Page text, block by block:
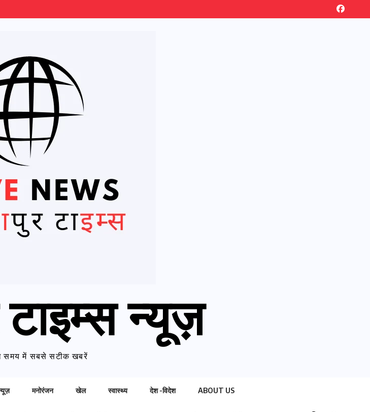
टाइम्स न्यूज़
समय में सबसे सटीक खबरें
मनोरंजन खेल स्वास्थ्य देश -विदेश ABOUT US